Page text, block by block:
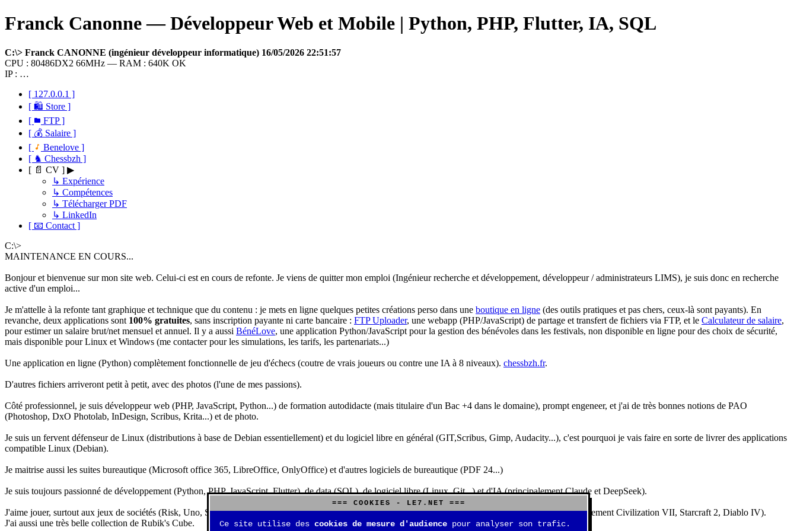
Franck Canonne — Développeur Web et Mobile | Python, PHP, Flutter, IA, SQL
C:\> Franck CANONNE (ingénieur développeur informatique) 16/05/2026 22:51:57
CPU : 80486DX2 66MHz — RAM : 640K OK
IP : …
[ 127.0.0.1 ]
[ 🛍 Store ]
[
FTP ]
[ 💰 Salaire ]
[
Benelove ]
[ ♞ Chessbzh ]
[ 📄 CV ] ▶
↳ Expérience
↳ Compétences
↳ Télécharger PDF
↳ LinkedIn
[ 📧 Contact ]
C:\>
MAINTENANCE EN COURS...
Bonjour et bienvenue sur mon site web. Celui-ci est en cours de refonte. Je viens de quitter mon emploi (Ingénieur recherche et développement, développeur / administrateurs LIMS), je suis donc en recherche
active d'un emploi...
Je m'attelle à la refonte tant graphique et technique que du contenu : je mets en ligne quelques petites créations perso dans une boutique en ligne (des outils pratiques et pas chers, ceux-là sont payants). En
revanche, deux applications sont 100% gratuites, sans inscription payante ni carte bancaire : FTP Uploader, une webapp (PHP/JavaScript) de partage et transfert de fichiers via FTP, et le Calculateur de salaire,
pour estimer un salaire brut/net mensuel et annuel. Il y a aussi BénéLove, une application Python/JavaScript pour la gestion des bénévoles dans les festivals, non disponible en ligne pour des choix de sécurité,
mais disponible pour Linux et Windows (me contacter pour les simulations, les tarifs, les partenariats...)
Une application en ligne (Python) complètement fonctionnelle de jeu d'échecs (coutre de vrais joueurs ou contre une IA à 8 niveaux). chessbzh.fr.
D'autres fichiers arriveront petit à petit, avec des photos (l'une de mes passions).
Côté professionnel, je suis développeur web (PHP, JavaScript, Python...) de formation autodidacte (mais titulaire d'un Bac +4 dans le domaine), prompt engeneer, et j'ai de très bonnes notions de PAO
(Photoshop, DxO Photolab, InDesign, Scribus, Krita...) et de photo.
Je suis un fervent défenseur de Linux (distributions à base de Debian essentiellement) et du logiciel libre en général (GIT,Scribus, Gimp, Audacity...), c'est pourquoi je vais faire en sorte de livrer des applications
compatible Linux (Debian).
Je maitrise aussi les suites bureautique (Microsoft office 365, LibreOffice, OnlyOffice) et d'autres logiciels de bureautique (PDF 24...)
Je suis toujours passionné de développement (Python, PHP, JavaScript, Flutter), de data (SQL), de logiciel libre (Linux, Git...) et d'IA (principalement Claude et DeepSeek).
J'aime jouer, surtout aux jeux de sociétés (Risk, Uno, Scrabble...), mais aussi aux jeux de stratégie (Echecs, Go, Quarto, Tock...) et aux jeux vidéos (essentiellement Civilization VII, Starcraft 2, Diablo IV).
J'ai aussi une très belle collection de Rubik's Cube.
=== COOKIES - LE7.NET ===
Ce site utilise des cookies de mesure d'audience pour analyser son trafic.